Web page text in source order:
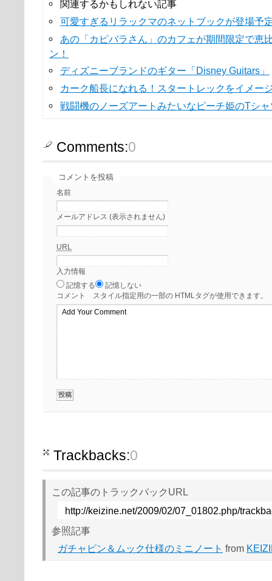
関連するかもしれない記事
可愛すぎるリラックマのネットブックが登場予
あの「カピバラさん」のカフェが期間限定で恵
ン！
ディズニーブランドのギター「Disney Guitars」
カーク船長になれる！スタートレックをイメー
戦闘機のノーズアートみたいなピーチ姫のTシャ
Comments:0
コメントを投稿
名前
メールアドレス (表示されません)
URL
入力情報
記憶する
記憶しない
コメント
スタイル指定用の一部の HTMLタグが使用できます。
Trackbacks:0
この記事のトラックバックURL
http://keizine.net/2009/02/07_01802.php/
参照記事
ガチャピン＆ムック仕様のミニノート from